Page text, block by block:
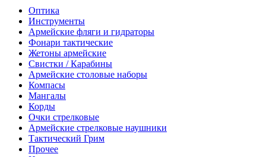
Оптика
Инструменты
Армейские фляги и гидраторы
Фонари тактические
Жетоны армейские
Свистки / Карабины
Армейские столовые наборы
Компасы
Мангалы
Корды
Очки стрелковые
Армейские стрелковые наушники
Тактический Грим
Прочее